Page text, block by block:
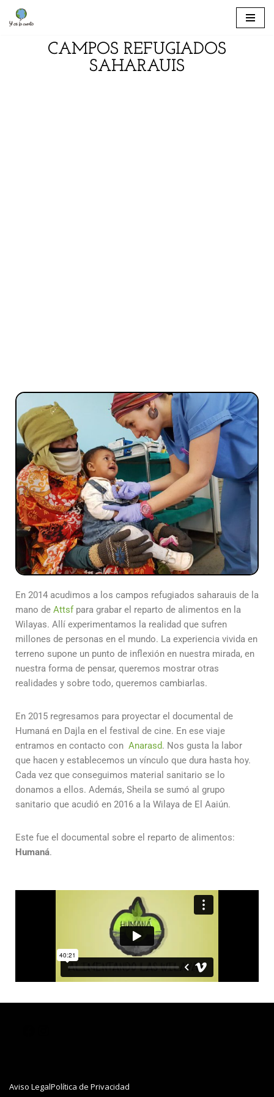
CAMPOS REFUGIADOS
SAHARAUIS
En 2014 acudimos a los campos refugiados saharauis de la
mano de Attsfpara grabar el reparto de alimentos en la
Wilayas. Allí experimentamos la realidad que sufren
millones de personas en el mundo. La experiencia vivida en
terreno supone un punto de inflexión en nuestra mirada, en
nuestra forma de pensar, queremos mostrar otras
realidades y sobre todo, queremos cambiarlas.
En 2015 regresamos para proyectar el documental de
Humaná en Dajla en el festival de cine. En ese viaje
entramos en contacto con Anarasd. Nos gusta la labor
que hacen y establecemos un vínculo que dura hasta hoy.
Cada vez que conseguimos material sanitario se lo
donamos a ellos. Además, Sheila se sumó al grupo
sanitario que acudió en 2016 a la Wilaya de El Aaiún.
Este fue el documental sobre el reparto de alimentos:
Humaná.
Aviso LegalPolítica de Privacidad